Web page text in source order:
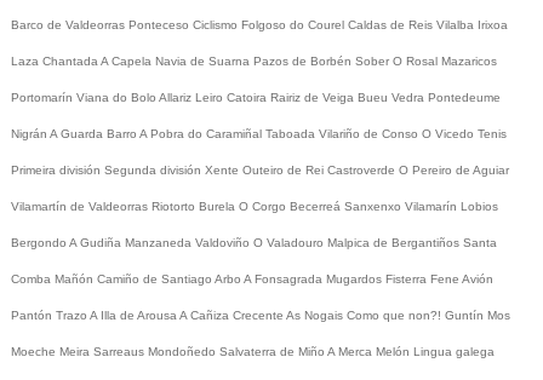
Barco de Valdeorras Ponteceso Ciclismo Folgoso do Courel Caldas de Reis Vilalba Irixoa
Laza Chantada A Capela Navia de Suarna Pazos de Borbén Sober O Rosal Mazaricos
Portomarín Viana do Bolo Allariz Leiro Catoira Rairiz de Veiga Bueu Vedra Pontedeume
Nigrán A Guarda Barro A Pobra do Caramiñal Taboada Vilariño de Conso O Vicedo Tenis
Primeira división Segunda división Xente Outeiro de Rei Castroverde O Pereiro de Aguiar
Vilamartín de Valdeorras Riotorto Burela O Corgo Becerreá Sanxenxo Vilamarín Lobios
Bergondo A Gudiña Manzaneda Valdoviño O Valadouro Malpica de Bergantiños Santa
Comba Mañón Camiño de Santiago Arbo A Fonsagrada Mugardos Fisterra Fene Avión
Pantón Trazo A Illa de Arousa A Cañiza Crecente As Nogais Como que non?! Guntín Mos
Moeche Meira Sarreaus Mondoñedo Salvaterra de Miño A Merca Melón Lingua galega